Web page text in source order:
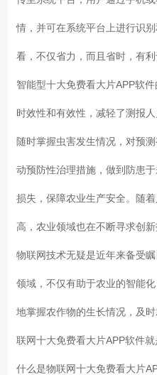
情，并可在系统平台上进行识
看，不仅省力，而且省时，有
智能型十大免费看大片APP软
时效性和有效性，减轻了测报
随时掌握虫害发生情况，对预
动预防性治理措施，做到防患
损失，保障农业生产安全。随
高，农业领域也在不断寻求创
物联网技术无疑是近年来备受
领域，不仅有助于农业的智能
地掌握农作物的生长情况，及
联网十大免费看大片APP软件
什么是物联网十大免费看大片